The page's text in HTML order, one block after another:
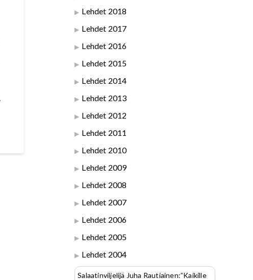
Lehdet 2018
Lehdet 2017
Lehdet 2016
Lehdet 2015
Lehdet 2014
Lehdet 2013
Lehdet 2012
Lehdet 2011
Lehdet 2010
Lehdet 2009
Lehdet 2008
Lehdet 2007
Lehdet 2006
Lehdet 2005
Lehdet 2004
Salaatinviljelijä Juha Rautiainen:”Kaikille